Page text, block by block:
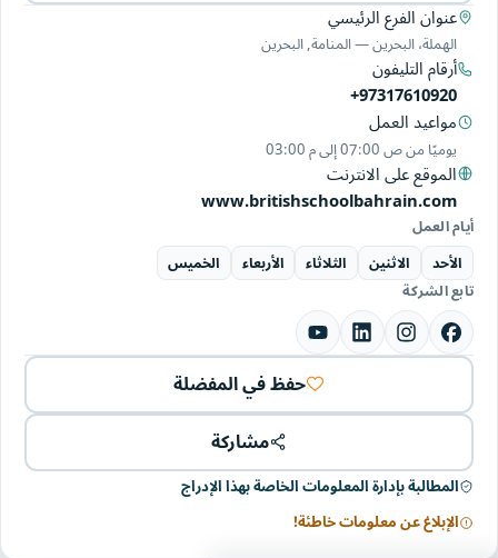
عنوان الفرع الرئيسي
الهملة، البحرين — المنامة, البحرين
أرقام التليفون
+97317610920
مواعيد العمل
يوميًا من07:00 ص إلى03:00 م
الموقع على الانترنت
www.britishschoolbahrain.com
أيام العمل
الأحد الاثنين الثلاثاء الأربعاء الخميس
تابع الشركة
حفظ في المفضلة
مشاركة
المطالبة بإدارة المعلومات الخاصة بهذا الإدراج
الإبلاغ عن معلومات خاطئة!